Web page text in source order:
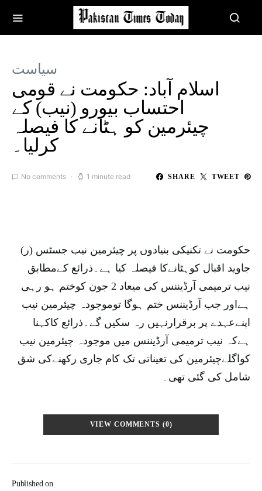
سیاست
اسلام آباد: حکومت نے قومی
احتساب بیورو (نیب) کے
چیئرمین کو ہٹانے کا فیصلہ
کرلیا۔
No comments 1 minute read SHARE TWEET
Published on
جاوید اقبال کوہٹانےکا فیصلہ کیا ہے۔ذرائع کےمطابق
نیب ترمیمی آرڈیننس کی میعاد 2 جون کوختم ہو رہی
ہےاور جب آرڈیننس ختم ہوگا توموجودہ چیئرمین نیب
اپنےعہدے پر برقرارنہیں رہ سکیں گے۔ذرائع کاکہنا
ہےکہ نیب ترمیمی آرڈیننس میں موجودہ چیئرمین نیب
کواگلےچیئرمین کی تعیناتی تک کام جاری رکھنےکی شق
شامل کی گئی تھی۔
VIEW COMMENTS (0)